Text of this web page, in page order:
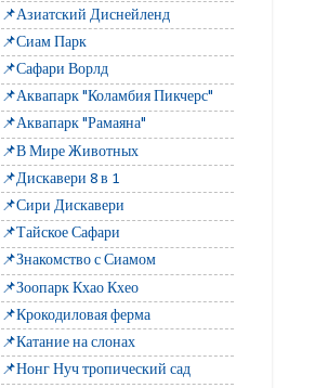
📌Азиатский Диснейленд
📌Сиам Парк
📌Сафари Ворлд
📌Аквапарк "Коламбия Пикчерс"
📌Аквапарк "Рамаяна"
📌В Мире Животных
📌Дискавери 8 в 1
📌Сири Дискавери
📌Тайское Сафари
📌Знакомство с Сиамом
📌Зоопарк Кхао Кхео
📌Крокодиловая ферма
📌Катание на слонах
📌Нонг Нуч тропический сад